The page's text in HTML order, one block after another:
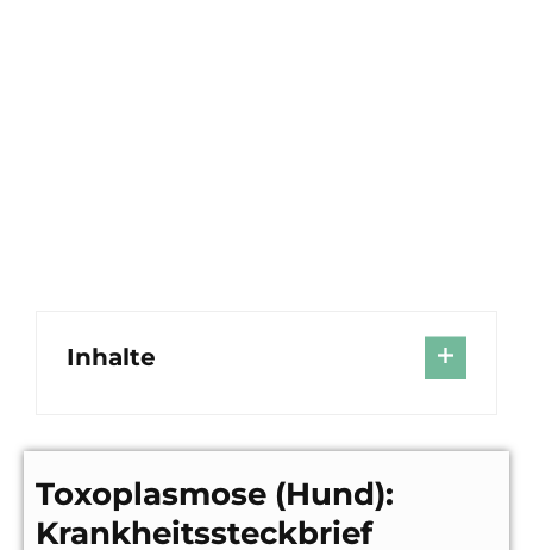
Inhalte
Toxoplasmose (Hund):
Krankheitssteckbrief